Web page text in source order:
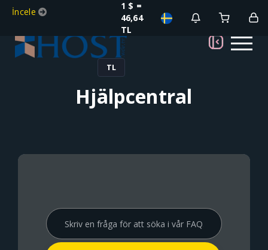
İncele
1 $ =
46,64
TL
TL
Hjälpcentral